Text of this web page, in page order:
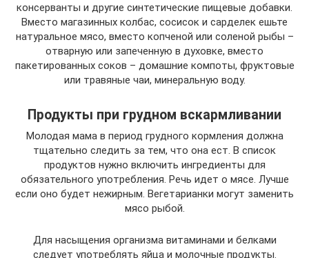
консерванты и другие синтетические пищевые добавки.
Вместо магазинных колбас, сосисок и сарделек ешьте
натуральное мясо, вместо копченой или соленой рыбы –
отварную или запеченную в духовке, вместо
пакетированных соков – домашние компоты, фруктовые
или травяные чаи, минеральную воду.
Продукты при грудном вскармливании
Молодая мама в период грудного кормления должна
тщательно следить за тем, что она ест. В список
продуктов нужно включить ингредиенты для
обязательного употребления. Речь идет о мясе. Лучше
если оно будет нежирным. Вегетарианки могут заменить
мясо рыбой.
Для насыщения организма витаминами и белками
следует употреблять яйца и молочные продукты.